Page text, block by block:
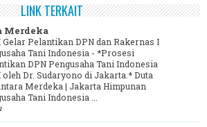
LINK TERKAIT
Merdeka
Gelar Pelantikan DPN dan Rakernas I
Tani Indonesia - *Prosesi
DPN Pengusaha Tani Indonesia
oleh Dr. Sudaryono di Jakarta.* Duta
Merdeka | Jakarta Himpunan
Tani Indonesia ...